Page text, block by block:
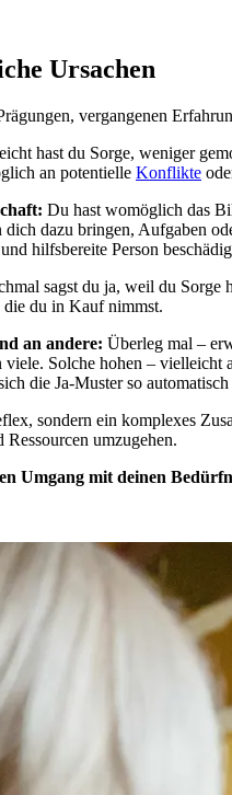
Ursachen
vergangenen
hast du Sorge, weniger
an potentielle Konflikte
Du hast womöglich das
dich dazu bringen, Aufgaben
hilfsbereite Person
sagst du ja, weil du Sorge
die du in Kauf nimmst.
an andere: Überleg mal –
viele. Solche hohen – vielleicht
die Ja-Muster so automatisch
sondern ein komplexes
umzugehen.
Umgang mit deinen